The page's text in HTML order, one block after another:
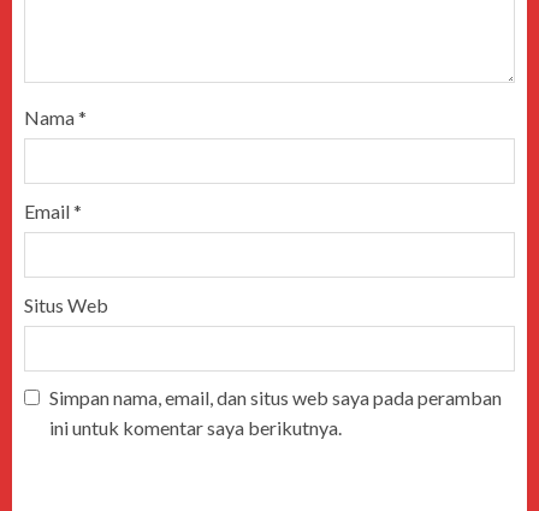
Nama*
Email*
Situs Web
Simpan nama, email, dan situs web saya pada peramban
ini untuk komentar saya berikutnya.